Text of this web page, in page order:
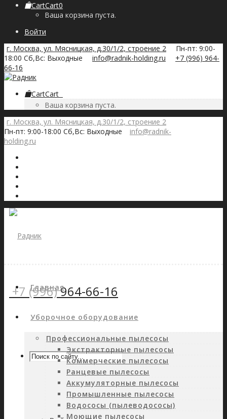
CartCart0
Ваша корзина пуста.
Войти
г. Москва, ул. Мясницкая, д.30/1/2, строение 2
Пн-пт: 9:00-
18:00 Сб,Вс: Выходные
info@radnik-holding.ru
+7 (996) 964-
66-16
CartCart
Ваша корзина пуста.
г. Москва, ул. Мясницкая, д.30/1/2, строение 2
Пн-пт: 9:00-18:00 Сб,Вс: Выходные
info@radnik-
holding.ru
+7 (996)964-66-16
Главная
Уборочное оборудование
Профессиональные пылесосы
Экстракторные пылесосы
Коммерческие пылесосы
Ранцевые пылесосы
Аккумуляторные пылесосы
Промышленные пылесосы
Водососы (пылеводососы)
Моющие пылесосы